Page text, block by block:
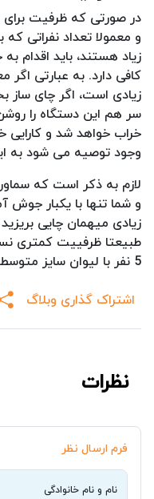
در صورتی که ظرفیت
و معمولا تعداد نفراتی
زیاد هستند، باید اقدام
کافی دارد. به عبارتی اگر
زیادی است، اگر چای
سر هم این دستگاه را
خراب خواهد شد و کارایی
وجود توصیه می شود به
لازم به ذکر است که
و شما تنها با یکبار جوش
زیادی میهمان چایی
5 نفر با لیوان سایز متوسط می تواند مناسب باشد.
اشتراک گذاری وبلاگ
نظرات
فرم ارسال نظر
نام و نام خانوادگی